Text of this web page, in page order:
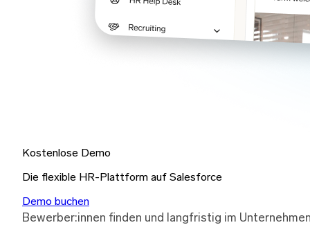
Kostenlose Demo
Die flexible HR-Plattform auf Salesforce
Demo buchen
Bewerber:innen finden und langfristig im